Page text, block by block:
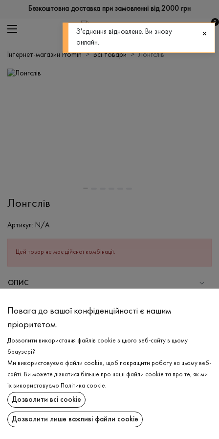
Безкоштовна доставка при замовленні від 2000 грн
0
Інтернет-магазин Promin Всі товари Лонгслів
Лонгслів
Артикул: N/A
Цей товар не має дійсної комбінації.
ОПИС
виконаний з еластичного трикотажного полотна з бавовни з
еластаном. Довгий рукав та прилеглий силует. Добре закриває
тіло від вітру та підійде під будь-який верхній одяг завдяки
силуету. Лонгслів з рубчику-це завжди гарний варіант під будь-
який за стилем низ -брюки, джинси, спортивні штани.
Створюйте свої образи з легкістю за допомогою бази від
СКЛАД
Бавовна - 95%, Еластан - 5%
ДОСТАВКА
ПОВЕРНЕННЯ
Повага до вашої конфіденційності є нашим
пріоритетом.
Дозволити використання файлів cookie з цього веб-сайту в цьому
браузері?
Ми використовуємо файли cookie, щоб покращити роботу на цьому веб-
сайті. Ви можете дізнатися більше про наші файли cookie та про те, як ми
їх використовуємо
Політика cookie.
Дозволити всі cookie
Дозволити лише важливі файли cookie
З'єднання відновлене. Ви знову
онлайн.